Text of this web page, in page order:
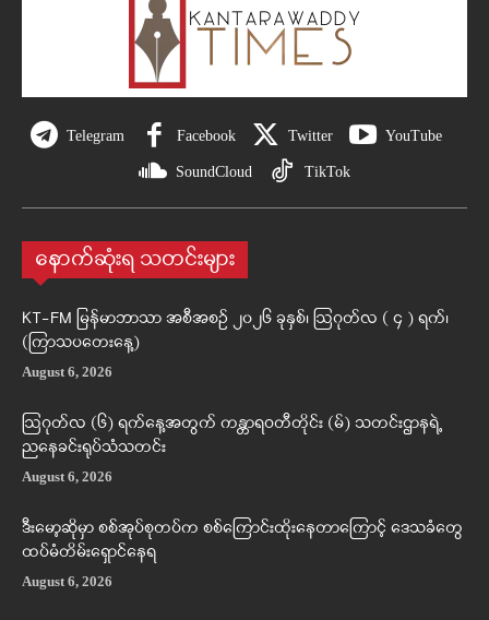
Telegram Facebook Twitter YouTube
SoundCloud TikTok
နောက်ဆုံးရ သတင်းများ
KT-FM မြန်မာဘာသာ အစီအစဉ် ၂၀၂၆ ခုနှစ်၊ ဩဂုတ်လ ( ၄ ) ရက်၊
(ကြာသပတေးနေ့)
August 6, 2026
ဩဂုတ်လ (၆) ရက်နေ့အတွက် ကန္တာရဝတီတိုင်း (မ်) သတင်းဌာနရဲ့
ညနေခင်းရုပ်သံသတင်း
August 6, 2026
ဒီးမော့ဆိုမှာ စစ်အုပ်စုတပ်က စစ်ကြောင်းထိုးနေတာကြောင့် ဒေသခံတွေ
ထပ်မံတိမ်းရှောင်နေရ
August 6, 2026